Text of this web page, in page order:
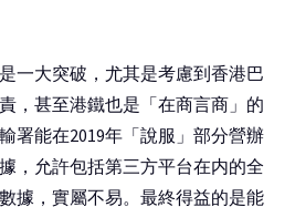
一大突破，尤其是考慮到香港巴
，甚至港鐵也是「在商言商」的
署能在2019年「說服」部分營辦
，允許包括第三方平台在内的全
據，實屬不易。最終得益的是能